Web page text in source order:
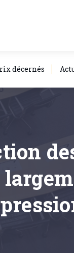
décernés